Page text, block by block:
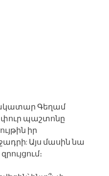
Գեղամ
պաշտոնը
իր
Այս մասին նա